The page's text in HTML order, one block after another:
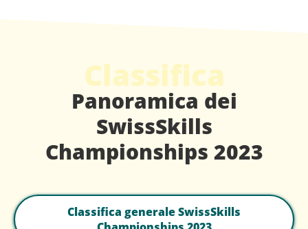
Classifica
Panoramica dei
SwissSkills
Championships 2023
Classifica generale SwissSkills